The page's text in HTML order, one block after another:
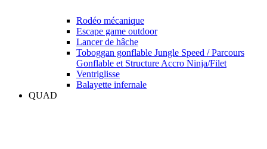
Rodéo mécanique
Escape game outdoor
Lancer de hâche
Toboggan gonflable Jungle Speed / Parcours
Gonflable et Structure Accro Ninja/Filet
Ventriglisse
Balayette infernale
QUAD